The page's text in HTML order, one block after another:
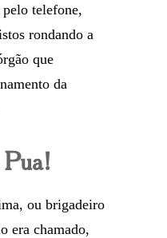
telefone,
rondando a
que
da
ou brigadeiro
era chamado,